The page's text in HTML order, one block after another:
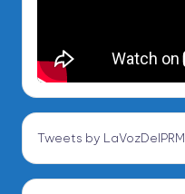
Tweets by LaVozDelPRM